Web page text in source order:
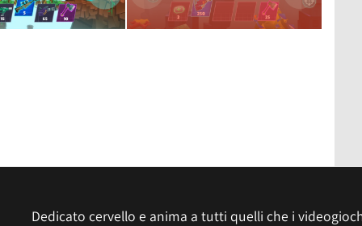
Dedicato cervello e anima a tutti quelli che i